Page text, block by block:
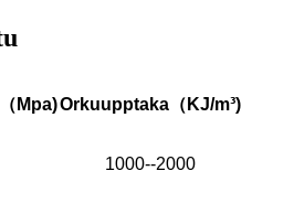
（ Mpa)Orkuupptaka （ KJ/m³)
1000--2000